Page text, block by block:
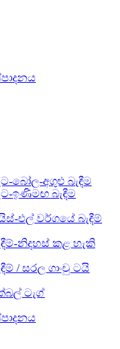
බෝල-අගුළු බැඳීම
ඉණිමඟ බැඳීම
එල් වර්ගයේ බැඳීම්
නිදහස් කළ හැකි
/ සරල ගාංචු ටයි
ටැග්